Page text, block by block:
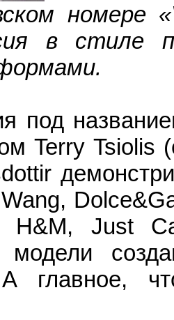
номере «
в стиле
под
Terry Tsiolis
Wang, Dolce&
H&M, Just
модели
А главное,